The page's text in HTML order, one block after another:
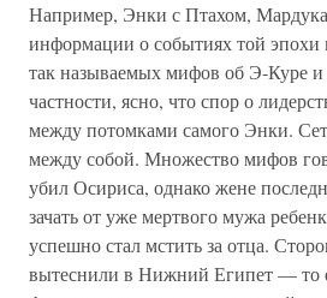
Например, Энки с Птахом,
информации о событиях той
так называемых мифов об Э-Куре
частности, ясно, что спор о
между потомками самого Энки.
между собой. Множество мифов
убил Осириса, однако жене
зачать от уже мертвого мужа
успешно стал мстить за отца.
вытеснили в Нижний Египет — то